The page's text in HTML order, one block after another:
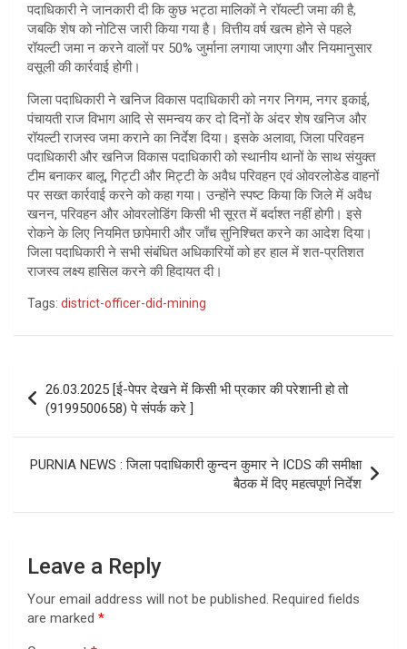
पदाधिकारी ने जानकारी दी कि कुछ भट्ठा मालिकों ने रॉयल्टी जमा की है,
जबकि शेष को नोटिस जारी किया गया है। वित्तीय वर्ष खत्म होने से पहले
रॉयल्टी जमा न करने वालों पर 50% जुर्माना लगाया जाएगा और नियमानुसार
वसूली की कार्रवाई होगी।
जिला पदाधिकारी ने खनिज विकास पदाधिकारी को नगर निगम, नगर इकाई,
पंचायती राज विभाग आदि से समन्वय कर दो दिनों के अंदर शेष खनिज और
रॉयल्टी राजस्व जमा कराने का निर्देश दिया। इसके अलावा, जिला परिवहन
पदाधिकारी और खनिज विकास पदाधिकारी को स्थानीय थानों के साथ संयुक्त
टीम बनाकर बालू, गिट्टी और मिट्टी के अवैध परिवहन एवं ओवरलोडेड वाहनों
पर सख्त कार्रवाई करने को कहा गया। उन्होंने स्पष्ट किया कि जिले में अवैध
खनन, परिवहन और ओवरलोडिंग किसी भी सूरत में बर्दाश्त नहीं होगी। इसे
रोकने के लिए नियमित छापेमारी और जाँच सुनिश्चित करने का आदेश दिया।
जिला पदाधिकारी ने सभी संबंधित अधिकारियों को हर हाल में शत-प्रतिशत
राजस्व लक्ष्य हासिल करने की हिदायत दी।
Tags: district-officer-did-mining
navigation
26.03.2025 [ई-पेपर देखने में किसी भी प्रकार की परेशानी हो तो
(9199500658) पे संपर्क करे ]
PURNIA NEWS : जिला पदाधिकारी कुन्दन कुमार ने ICDS की समीक्षा
बैठक में दिए महत्वपूर्ण निर्देश
Leave a Reply
Your email address will not be published. Required fields
are marked *